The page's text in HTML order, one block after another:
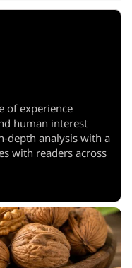
of experience
human interest
depth analysis with a
with readers across